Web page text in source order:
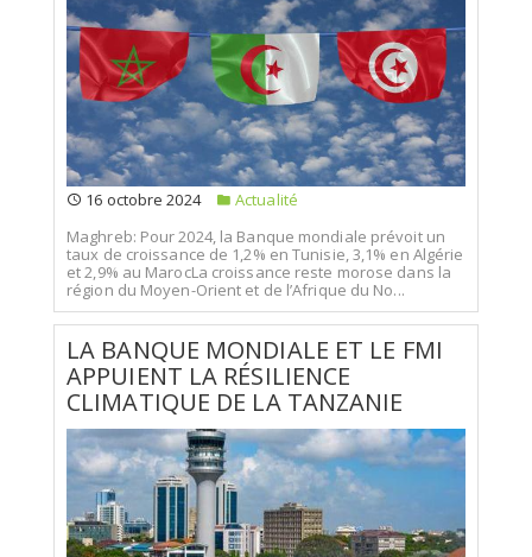
16 octobre 2024
Actualité
Maghreb: Pour 2024, la Banque mondiale prévoit un
taux de croissance de 1,2% en Tunisie, 3,1% en Algérie
et 2,9% au MarocLa croissance reste morose dans la
région du Moyen-Orient et de l’Afrique du No...
LA BANQUE MONDIALE ET LE FMI
APPUIENT LA RÉSILIENCE
CLIMATIQUE DE LA TANZANIE